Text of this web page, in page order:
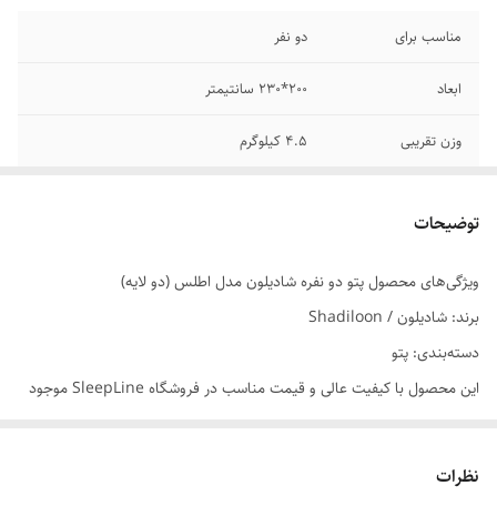
مناسب برای دو نفر
ابعاد ۲۰۰*۲۳۰ سانتیمتر
وزن تقریبی 4.5 کیلوگرم
سایر توضیحات ضد حساسیت و ضد باکتری
ویژگی
توضیحات
ویژگی‌های محصول پتو دو نفره شادیلون مدل اطلس (دو لایه)
برند: شادیلون / Shadiloon
دسته‌بندی: پتو
این محصول با کیفیت عالی و قیمت مناسب در فروشگاه SleepLine موجود
نظرات